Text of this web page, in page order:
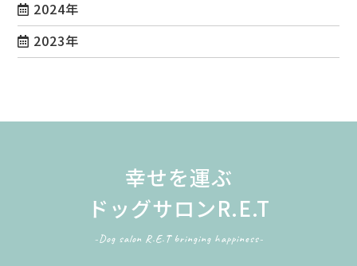
2024年
2023年
幸せを運ぶ
ドッグサロンR.E.T
-Dog salon R.E.T bringing happiness-